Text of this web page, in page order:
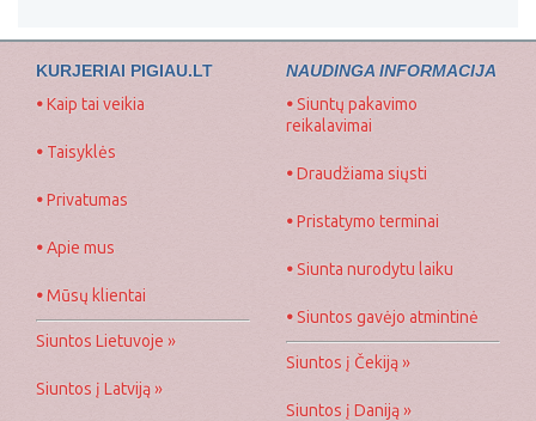
KURJERIAI PIGIAU.LT
•Kaip tai veikia
• Taisyklės
•Privatumas
•Apie mus
•Mūsų klientai
Siuntos Lietuvoje »
Siuntos į Latviją »
NAUDINGA INFORMACIJA
•Siuntų pakavimo
reikalavimai
•Draudžiama siųsti
•Pristatymo terminai
•Siunta nurodytu laiku
•Siuntos gavėjo atmintinė
Siuntos į Čekiją »
Siuntos į Daniją »